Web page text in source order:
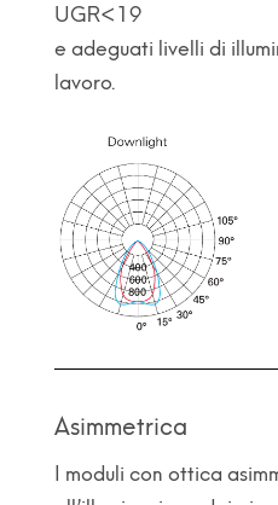
UGR<19
e adeguati livelli di
lavoro.
Asimmetrica
I moduli con ottica